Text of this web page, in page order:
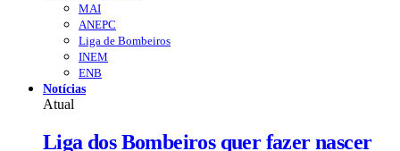
MAI
ANEPC
Liga de Bombeiros
INEM
ENB
Notícias
Atual
Liga dos Bombeiros quer fazer nascer